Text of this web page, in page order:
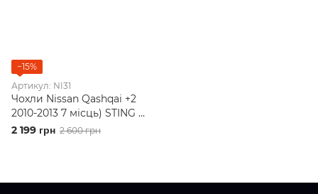
−15%
Артикул: NI31
Чохли Nissan Qashqai +2
2010-2013 7 місць) STING 2
Передні універсальні
2 199 грн 2 600 грн